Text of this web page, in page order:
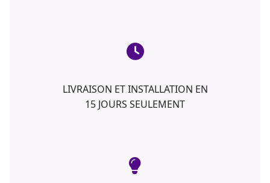
LIVRAISON ET INSTALLATION EN
15 JOURS SEULEMENT